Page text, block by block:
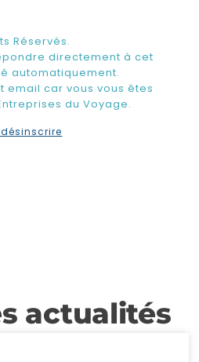
Réservés.
directement à cet
automatiquement.
email car vous vous êtes
du Voyage.
désinscrire
actualités